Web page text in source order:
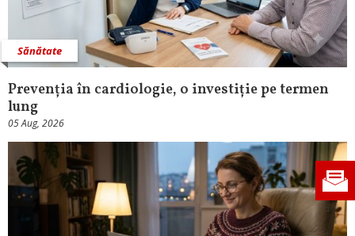
Sănătate
Prevenția în cardiologie, o investiție pe termen
lung
05 Aug, 2026